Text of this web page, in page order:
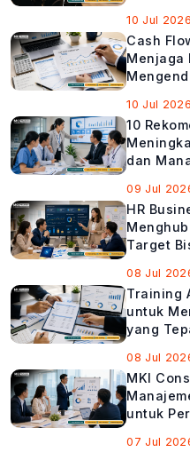
10 Jul 2026
Cash
Menjaga
10 Jul 2026
10
dan
09 Jul
HR
Target
08 Jul
Training
untuk
yang
08 Jul
MKI
untuk
07 Jul